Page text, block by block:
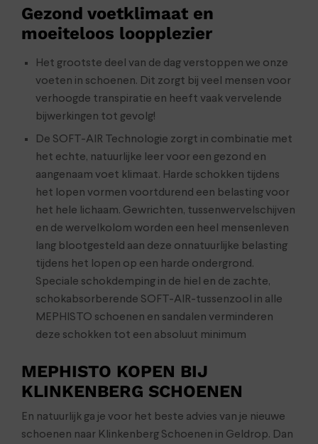
Gezond voetklimaat en
moeiteloos loopplezier
Het grootste deel van de dag verstoppen we onze
voeten in schoenen. Dit zorgt bij veel mensen voor
verhoogde transpiratie en heeft vaak vervelende
bijwerkingen tot gevolg!
De SOFT-AIR Technologie zorgt in combinatie met
het echte, natuurlijke leer voor een gezond en
aangenaam voet klimaat. Harde schokken tijdens
het lopen vormen voortdurend een belasting voor
het hele lichaam. Gewrichten, tussenwervelschijven
en de wervelkolom worden een heel mensenleven
lang blootgesteld aan deze onnatuurlijke belasting
tijdens het lopen op een harde ondergrond.
Speciale schokdemping in de hiel en de zachte,
schokabsorberende SOFT-AIR-tussenzool in alle
MEPHISTO schoenen en sandalen verminderen
deze schokken tot een absoluut minimum
MEPHISTO KOPEN BIJ
KLINKENBERG SCHOENEN
En natuurlijk ga je voor het beste advies van je nieuwe
schoenen naar Klinkenberg Schoenen in Geldrop. Dan